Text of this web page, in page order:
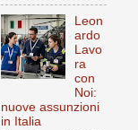
Leon
ardo
Lavo
ra
con
Noi:
nuove assunzioni
in Italia